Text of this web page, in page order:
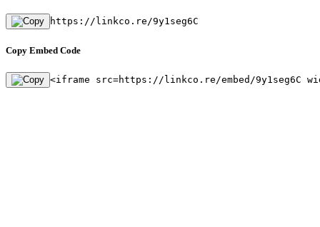
https://linkco.re/9y1seg6C
Copy Embed Code
<iframe src=https://linkco.re/embed/9y1seg6C